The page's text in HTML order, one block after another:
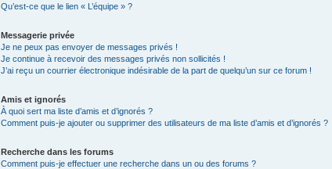
Qu’est-ce que le lien « L’équipe » ?
Messagerie privée
Je ne peux pas envoyer de messages privés !
Je continue à recevoir des messages privés non sollicités !
J’ai reçu un courrier électronique indésirable de la part de quelqu’un sur ce forum !
Amis et ignorés
À quoi sert ma liste d’amis et d’ignorés ?
Comment puis-je ajouter ou supprimer des utilisateurs de ma liste d’amis et d’ignorés ?
Recherche dans les forums
Comment puis-je effectuer une recherche dans un ou des forums ?